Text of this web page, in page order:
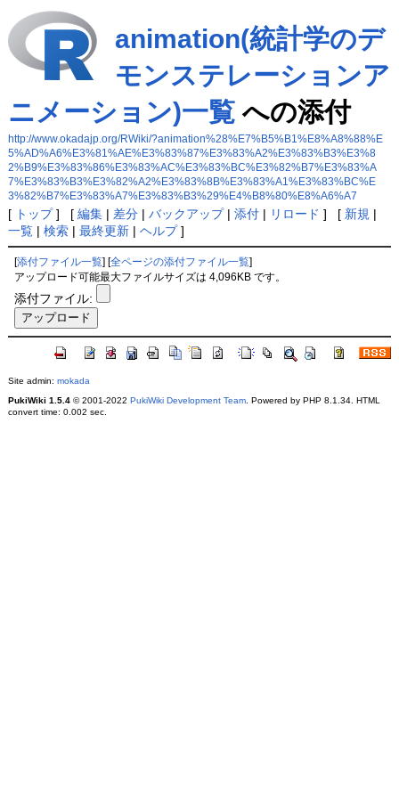
animation(統計学のデ
モンステレーションア
ニメーション)一覧への添付
http://www.okadajp.org/RWiki/?animation%28%E7%B5%B1%E8%A8%88%E
5%AD%A6%E3%81%AE%E3%83%87%E3%83%A2%E3%83%B3%E3%8
2%B9%E3%83%86%E3%83%AC%E3%83%BC%E3%82%B7%E3%83%A
7%E3%83%B3%E3%82%A2%E3%83%8B%E3%83%A1%E3%83%BC%E
3%82%B7%E3%83%A7%E3%83%B3%29%E4%B8%80%E8%A6%A7
[ トップ] [ 編集| 差分| バックアップ| 添付| リロード ] [ 新規 |
一覧| 検索| 最終更新| ヘルプ]
[添付ファイル一覧 ] [全ページの添付ファイル一覧
アップロード可能最大ファイルサイズは 4,096KB です。
添付ファイル:
Site admin: mokada
PukiWiki 1.5.4© 2001-2022 PukiWiki Development Team. Powered by PHP 8.1.34. HTML
convert time: 0.002 sec.